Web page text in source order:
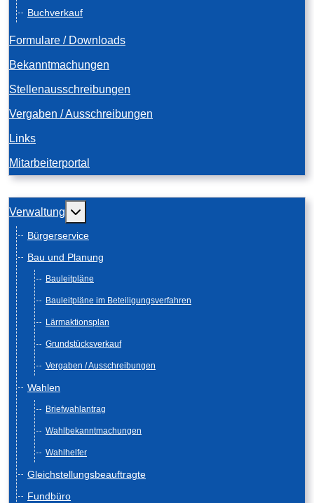
Buchverkauf
Formulare / Downloads
Bekanntmachungen
Stellenausschreibungen
Vergaben / Ausschreibungen
Links
Mitarbeiterportal
Verwaltung Weitere Informationen: Verwaltung
Bürgerservice
Bau und Planung
Bauleitpläne
Bauleitpläne im Beteiligungsverfahren
Lärmaktionsplan
Grundstücksverkauf
Vergaben / Ausschreibungen
Wahlen
Briefwahlantrag
Wahlbekanntmachungen
Wahlhelfer
Gleichstellungsbeauftragte
Fundbüro